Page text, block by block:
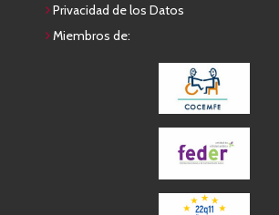
Privacidad de los Datos
Miembros de: